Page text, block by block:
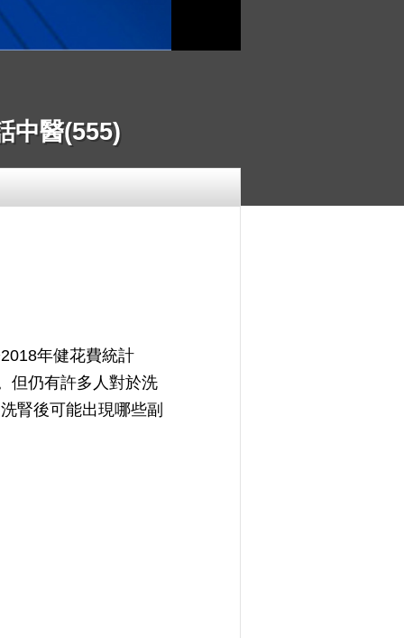
中醫(555)
年健花費統計
但仍有許多人對於洗
腎後可能出現哪些副